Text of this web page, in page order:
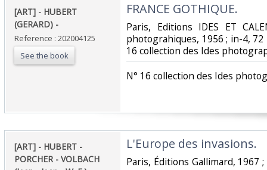
‎[ART] - HUBERT
(GERARD) - ‎
Reference : 202004125
See the book
‎FRANCE GOTHIQUE. ‎
‎Paris, Editions IDES ET
photograhiques, 1956 ; in-4,
16 collection des Ides
‎N° 16 collection des Ides
‎[ART] - HUBERT -
PORCHER - VOLBACH
‎L'Europe des invasions. ‎
‎Paris, Éditions Gallimard, 1967